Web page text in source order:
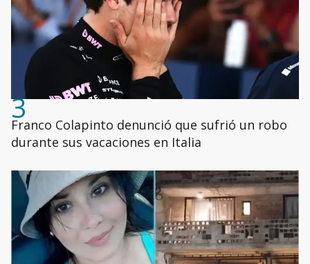
3
Franco Colapinto denunció que sufrió un robo
durante sus vacaciones en Italia